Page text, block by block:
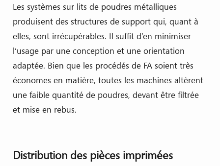
Les systèmes sur lits de poudres métalliques
produisent des structures de support qui, quant à
elles, sont irrécupérables. Il suffit d’en minimiser
l’usage par une conception et une orientation
adaptée. Bien que les procédés de FA soient très
économes en matière, toutes les machines altèrent
une faible quantité de poudres, devant être filtrée
et mise en rebus.
Distribution des pièces imprimées